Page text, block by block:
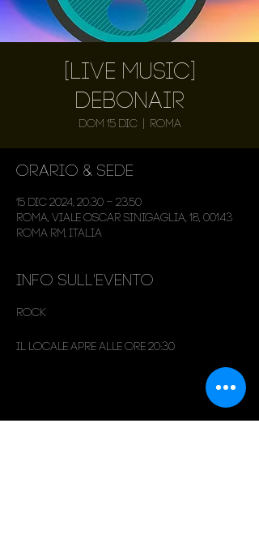
[Live Music]
Debonair
dom 15 dic
  |
Roma
Orario & Sede
15 dic 2024, 20:30 – 23:50
Roma, Viale Oscar Sinigaglia, 18, 00143
Roma RM, Italia
Info sull'evento
Rock
Il locale apre alle ore 20:30